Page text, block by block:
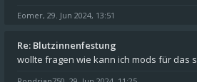
Eomer, 29. Jun 2024, 13:51
Re: Blutzinnenfestung